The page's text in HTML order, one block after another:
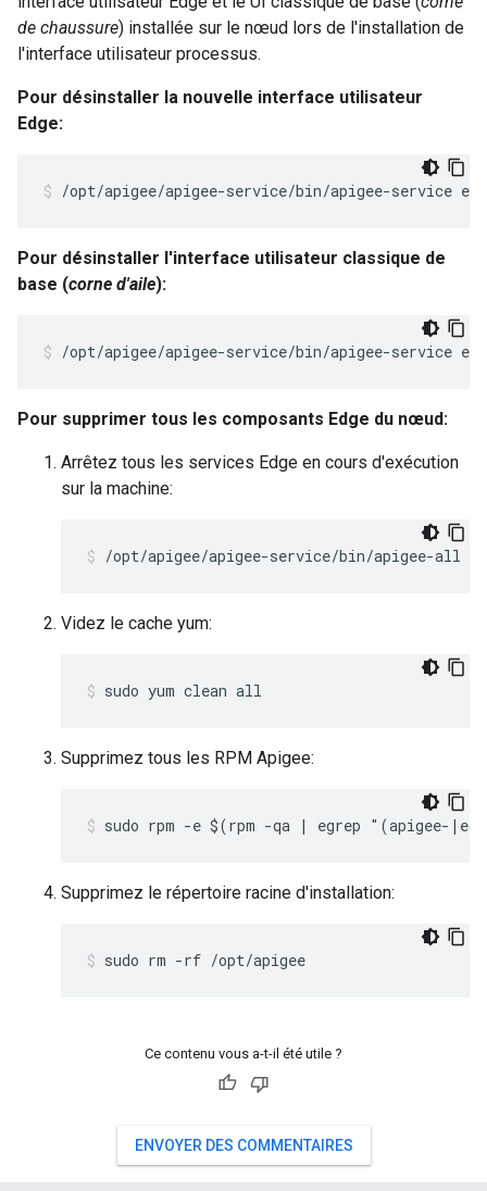
de chaussure) installée sur le nœud lors de l'installation de
l'interface utilisateur processus.
Pour désinstaller la nouvelle interface utilisateur
Edge:
/opt/apigee/apigee-service/bin/apigee-service
Pour désinstaller l'interface utilisateur classique de
base (corne d'aile):
/opt/apigee/apigee-service/bin/apigee-service
Pour supprimer tous les composants Edge du nœud:
Arrêtez tous les services Edge en cours d'exécution
sur la machine:
/opt/apigee/apigee-service/bin/apigee-all
Videz le cache yum:
sudo yum clean all
Supprimez tous les RPM Apigee:
sudo rpm -e $(rpm -qa | egrep "(apigee-
Supprimez le répertoire racine d'installation:
sudo rm -rf /opt/apigee
Ce contenu vous a-t-il été utile ?
ENVOYER DES COMMENTAIRES